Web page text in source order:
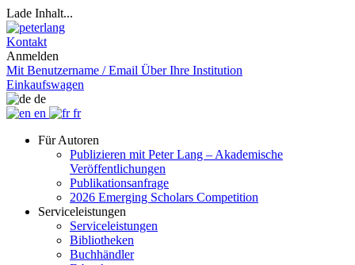
Lade Inhalt...
Kontakt
Anmelden
Mit Benutzername / Email Über Ihre Institution
Einkaufswagen
de
en
fr
Für Autoren
Publizieren mit Peter Lang – Akademische
Veröffentlichungen
Publikationsanfrage
2026 Emerging Scholars Competition
Serviceleistungen
Serviceleistungen
Bibliotheken
Buchhändler